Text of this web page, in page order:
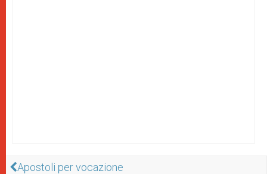
Apostoli per vocazione